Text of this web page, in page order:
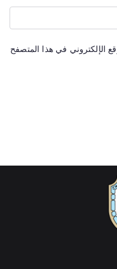
الإلكتروني في هذا المتصفح